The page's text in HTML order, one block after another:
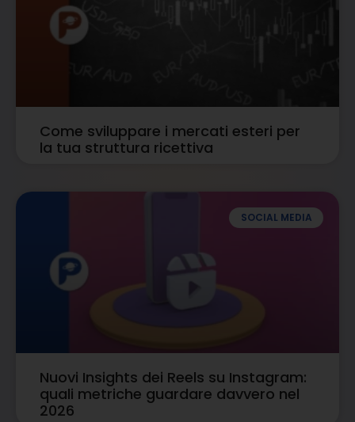
Come sviluppare i mercati esteri per
la tua struttura ricettiva
SOCIAL MEDIA
Nuovi Insights dei Reels su Instagram:
quali metriche guardare davvero nel
2026